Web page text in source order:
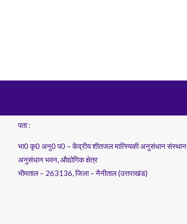
पता :
भा0 कृ0 अनु0 प0 – केंद्रीय शीतजल मात्स्यिकी अनुसंधान संस्थान
अनुसंधान भवन, औद्योगिक क्षेत्र
भीमताल – 263136, जिला – नैनीताल (उत्तराखंड)